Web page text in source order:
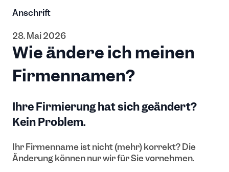
Anschrift
28. Mai 2026
Wie ändere ich meinen
Firmennamen?
Ihre Firmierung hat sich geändert?
Kein Problem.
Ihr Firmenname ist nicht (mehr) korrekt? Die
Änderung können nur wir für Sie vornehmen.